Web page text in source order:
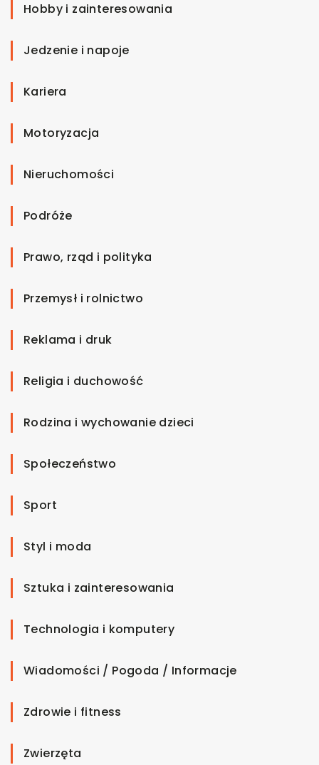
Hobby i zainteresowania
Jedzenie i napoje
Kariera
Motoryzacja
Nieruchomości
Podróże
Prawo, rząd i polityka
Przemysł i rolnictwo
Reklama i druk
Religia i duchowość
Rodzina i wychowanie dzieci
Społeczeństwo
Sport
Styl i moda
Sztuka i zainteresowania
Technologia i komputery
Wiadomości / Pogoda / Informacje
Zdrowie i fitness
Zwierzęta